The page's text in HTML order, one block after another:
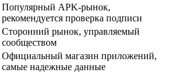
Популярный APK-рынок,
рекомендуется проверка подписи
Сторонний рынок, управляемый
сообществом
Официальный магазин приложений,
самые надежные данные